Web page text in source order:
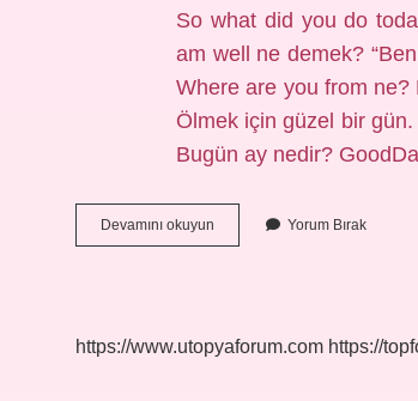
So what did you do
am well ne demek?
Where are you from
Ölmek için güzel bir
Bugün ay nedir?
Devamını okuyun
It
Yorum Bırak
https://www.utopyaforum.com https://